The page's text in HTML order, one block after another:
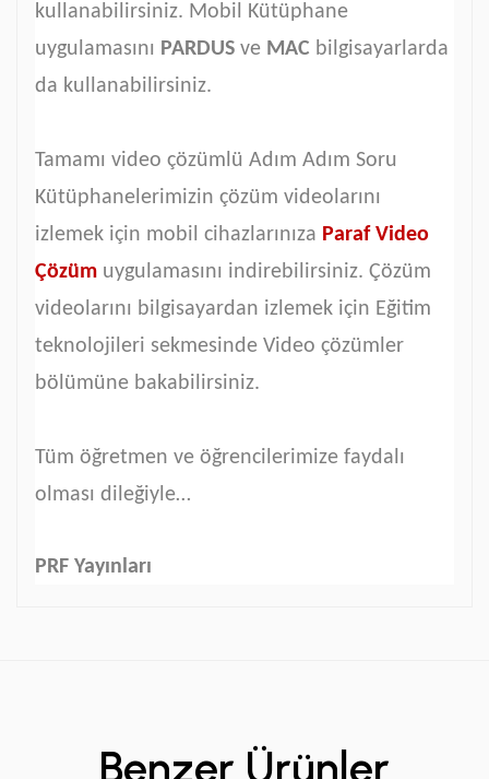
kullanabilirsiniz. Mobil Kütüphane
uygulamasını PARDUS ve MAC bilgisayarlarda
da kullanabilirsiniz.
Tamamı video çözümlü Adım Adım Soru
Kütüphanelerimizin çözüm videolarını
izlemek için mobil cihazlarınıza Paraf Video
Çözüm uygulamasını indirebilirsiniz. Çözüm
videolarını bilgisayardan izlemek için Eğitim
teknolojileri sekmesinde Video çözümler
bölümüne bakabilirsiniz.
Tüm öğretmen ve öğrencilerimize faydalı
olması dileğiyle…
PRF Yayınları
Benzer Ürünler